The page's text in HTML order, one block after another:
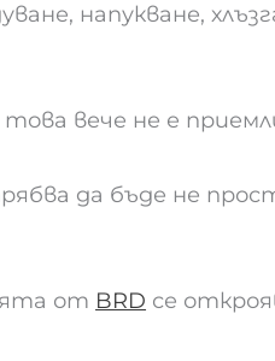
напукване,
вече не е
да бъде не
отBRDсе